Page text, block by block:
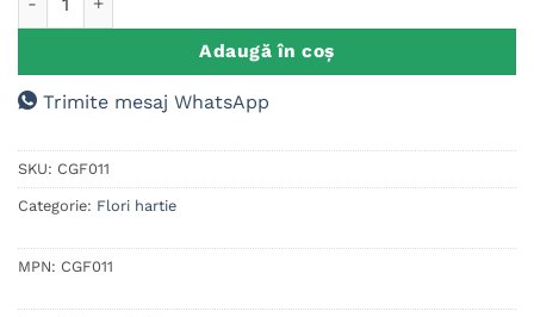
Adaugă în coș
Trimite mesaj WhatsApp
SKU: CGF011
Categorie: Flori hartie
MPN: CGF011